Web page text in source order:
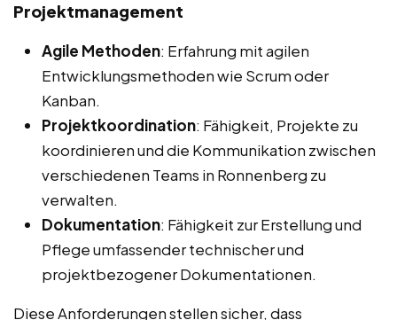
Projektmanagement
Agile Methoden: Erfahrung mit agilen
Entwicklungsmethoden wie Scrum oder
Kanban.
Projektkoordination: Fähigkeit, Projekte zu
koordinieren und die Kommunikation zwischen
verschiedenen Teams in Ronnenberg zu
verwalten.
Dokumentation: Fähigkeit zur Erstellung und
Pflege umfassender technischer und
projektbezogener Dokumentationen.
Diese Anforderungen stellen sicher, dass